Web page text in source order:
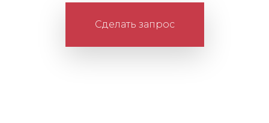
Сделать запрос